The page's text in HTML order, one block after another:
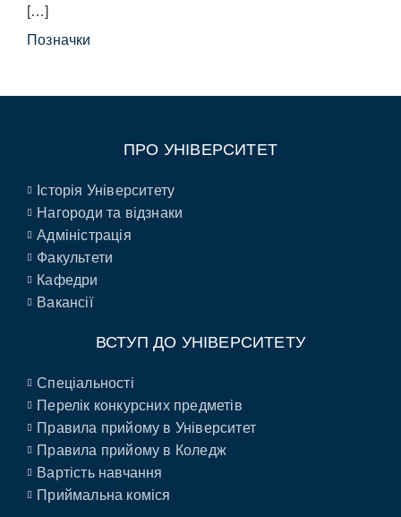
[…]
Позначки
ПРО УНІВЕРСИТЕТ
Історія Університету
Нагороди та відзнаки
Адміністрація
Факультети
Кафедри
Вакансії
ВСТУП ДО УНІВЕРСИТЕТУ
Спеціальності
Перелік конкурсних предметів
Правила прийому в Університет
Правила прийому в Коледж
Вартість навчання
Приймальна коміся